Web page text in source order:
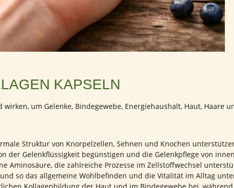
KAPSELN
um Gelenke, Bindegewebe, Energiehaushalt, Haut, Haare
Struktur von Knorpelzellen, Sehnen und Knochen
der Gelenkflüssigkeit begünstigen und die Gelenkpflege von
Aminosäure, die zahlreiche Prozesse im Zellstoffwechsel
so das allgemeine Wohlbefinden und die Vitalität im Alltag